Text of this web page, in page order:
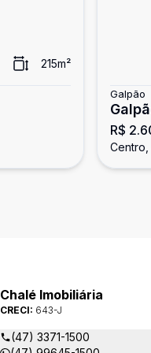
215m²
Galpão
R$
Chalé Imobiliária
CRECI: 643-J
(47) 3371-1500